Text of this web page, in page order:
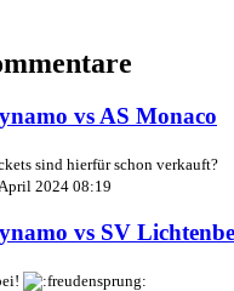
vs AS Monaco
sind hierfür schon verkauft?
2024 08:19
vs SV